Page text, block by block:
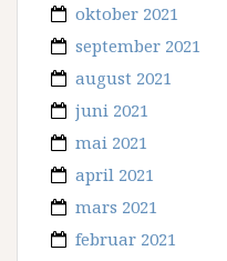
oktober 2021
september 2021
august 2021
juni 2021
mai 2021
april 2021
mars 2021
februar 2021